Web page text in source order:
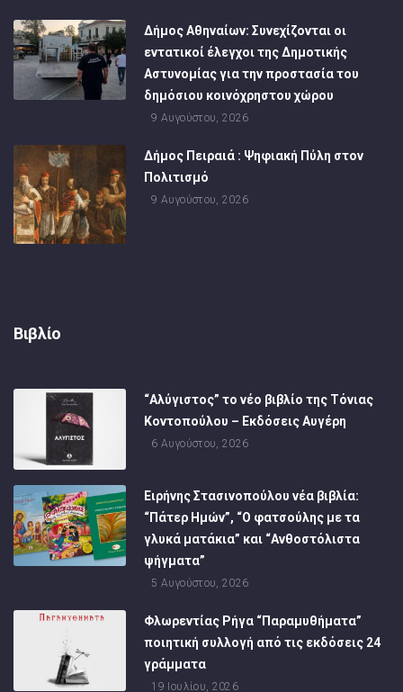
Δήμος Αθηναίων: Συνεχίζονται οι
εντατικοί έλεγχοι της Δημοτικής
Αστυνομίας για την προστασία του
δημόσιου κοινόχρηστου χώρου
9 Αυγούστου, 2026
Δήμος Πειραιά : Ψηφιακή Πύλη στον
Πολιτισμό
9 Αυγούστου, 2026
Βιβλίο
“Αλύγιστος” το νέο βιβλίο της Τόνιας
Κοντοπούλου – Εκδόσεις Αυγέρη
6 Αυγούστου, 2026
Ειρήνης Στασινοπούλου νέα βιβλία:
“Πάτερ Ημών”, “Ο φατσούλης με τα
γλυκά ματάκια” και “Ανθοστόλιστα
ψήγματα”
5 Αυγούστου, 2026
Φλωρεντίας Ρήγα “Παραμυθήματα”
ποιητική συλλογή από τις εκδόσεις 24
γράμματα
19 Ιουλίου, 2026